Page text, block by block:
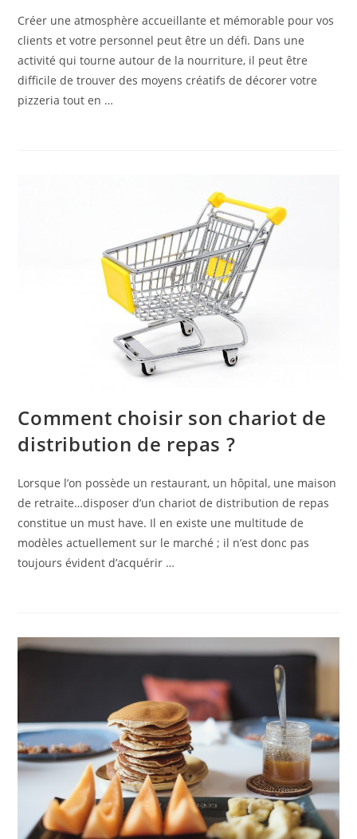
Créer une atmosphère accueillante et mémorable pour vos
clients et votre personnel peut être un défi. Dans une
activité qui tourne autour de la nourriture, il peut être
difficile de trouver des moyens créatifs de décorer votre
pizzeria tout en …
Comment choisir son chariot de
distribution de repas ?
Lorsque l’on possède un restaurant, un hôpital, une maison
de retraite…disposer d’un chariot de distribution de repas
constitue un must have. Il en existe une multitude de
modèles actuellement sur le marché ; il n’est donc pas
toujours évident d’acquérir …